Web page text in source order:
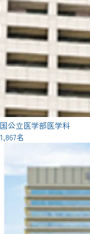
国公立医学部医学科
1,867名